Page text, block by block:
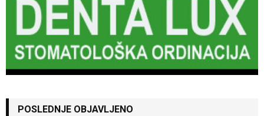
POSLEDNJE OBJAVLJENO